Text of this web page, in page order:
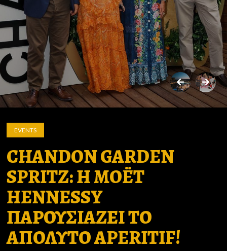
EVENTS
CHANDON GARDEN
SPRITZ: Η MOËT
HENNESSY
ΠΑΡΟΥΣΙΑΖΕΙ ΤΟ
ΑΠΟΛΥΤΟ APERITIF!